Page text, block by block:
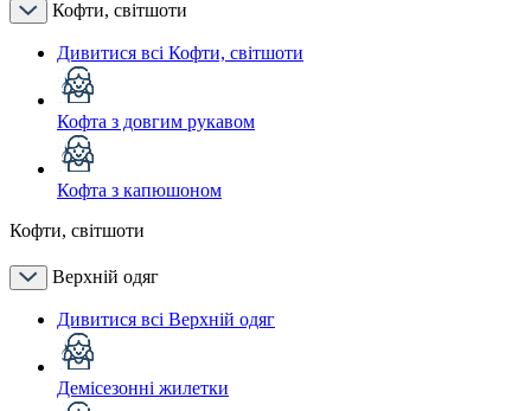
Кофти, світшоти
Дивитися всі Кофти, світшоти
Кофта з довгим рукавом
Кофта з капюшоном
Кофти, світшоти
Верхній одяг
Дивитися всі Верхній одяг
Демісезонні жилетки